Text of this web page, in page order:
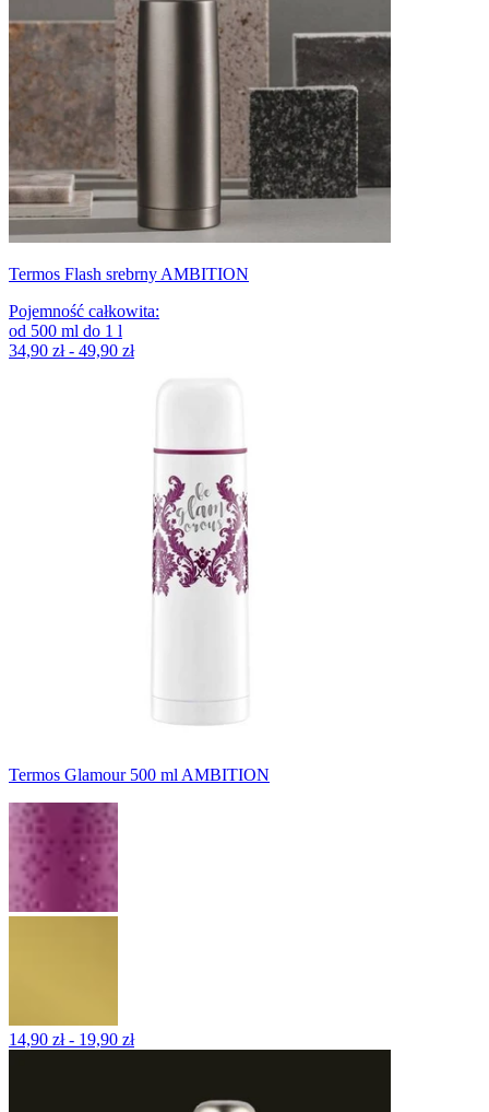
Termos Flash srebrny AMBITION
Pojemność całkowita:
od 500 ml do 1 l
34,90 zł - 49,90 zł
Termos Glamour 500 ml AMBITION
14,90 zł - 19,90 zł